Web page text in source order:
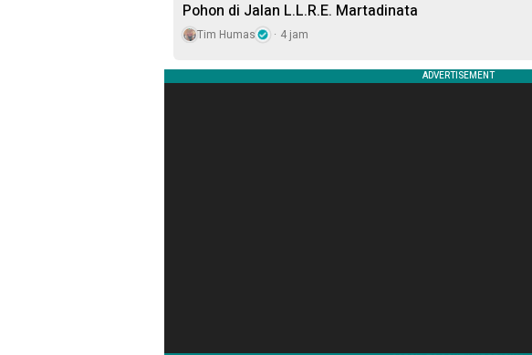
Pohon di Jalan L.L.R.E. Martadinata
Tim Humas 4 jam